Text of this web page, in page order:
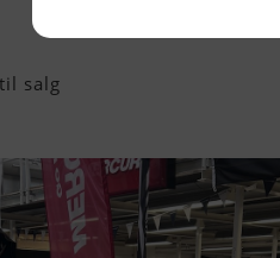
salg